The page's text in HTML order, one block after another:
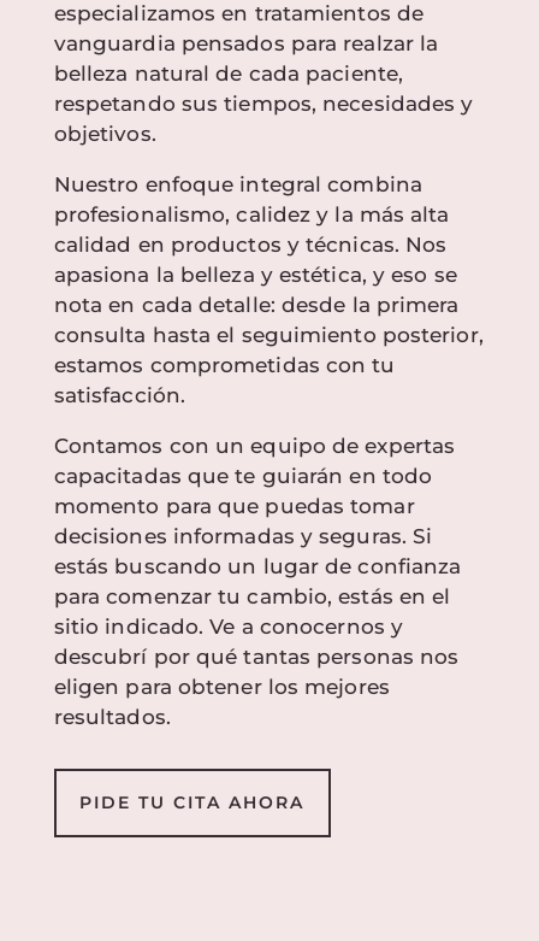
especializamos en tratamientos de
vanguardia pensados para realzar la
belleza natural de cada paciente,
respetando sus tiempos, necesidades y
objetivos.
Nuestro enfoque integral combina
profesionalismo, calidez y la más alta
calidad en productos y técnicas. Nos
apasiona la belleza y estética, y eso se
nota en cada detalle: desde la primera
consulta hasta el seguimiento posterior,
estamos comprometidas con tu
satisfacción.
Contamos con un equipo de expertas
capacitadas que te guiarán en todo
momento para que puedas tomar
decisiones informadas y seguras. Si
estás buscando un lugar de confianza
para comenzar tu cambio, estás en el
sitio indicado. Ve a conocernos y
descubrí por qué tantas personas nos
eligen para obtener los mejores
resultados.
PIDE TU CITA AHORA